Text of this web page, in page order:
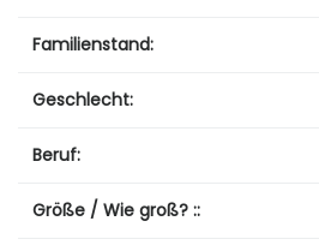
Familienstand:
Geschlecht:
Beruf:
Größe / Wie groß? ::